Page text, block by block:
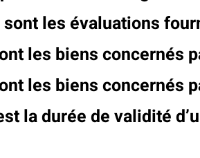
les évaluations
les biens concernés
les biens concernés
la durée de validité